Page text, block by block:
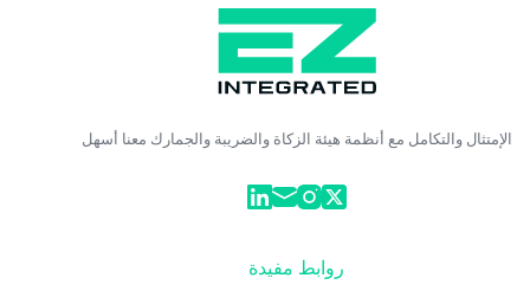
الإمتثال والتكامل مع أنظمة هيئة الزكاة والضريبة والجمارك معنا أسهل
روابط مفيدة